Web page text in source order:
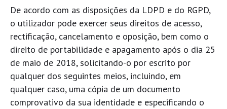
De acordo com as disposições da LDPD e do RGPD,
o utilizador pode exercer seus direitos de acesso,
rectificação, cancelamento e oposição, bem como o
direito de portabilidade e apagamento após o dia 25
de maio de 2018, solicitando-o por escrito por
qualquer dos seguintes meios, incluindo, em
qualquer caso, uma cópia de um documento
comprovativo da sua identidade e especificando o